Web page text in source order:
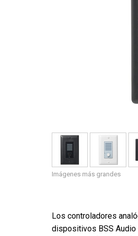
Imágenes más grandes
Los controladores
dispositivos BSS Audio